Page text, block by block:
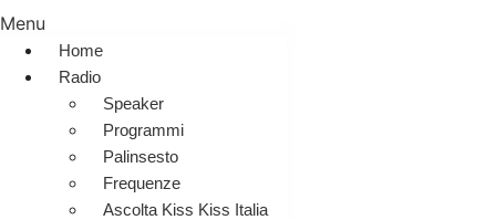
Menu
Home
Radio
Speaker
Programmi
Palinsesto
Frequenze
Ascolta Kiss Kiss Italia